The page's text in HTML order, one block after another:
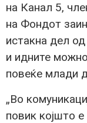
на Канал 5,
на Фондот
истакна дел
и идните
повеќе млади
„Во
повик којшто